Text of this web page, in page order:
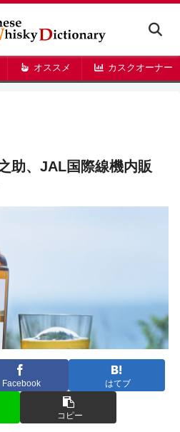
オススメ カスクオーナー
助、JAL国際線機内販
Facebook はてブ
コピー